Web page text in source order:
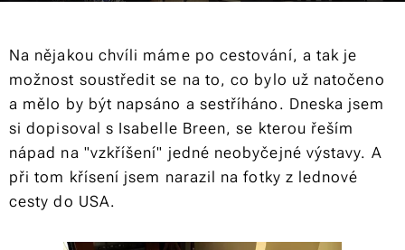
Na nějakou chvíli máme po cestování, a tak je
možnost soustředit se na to, co bylo už natočeno
a mělo by být napsáno a sestříháno. Dneska jsem
si dopisoval s Isabelle Breen, se kterou řeším
nápad na "vzkříšení" jedné neobyčejné výstavy. A
při tom křísení jsem narazil na fotky z lednové
cesty do USA.